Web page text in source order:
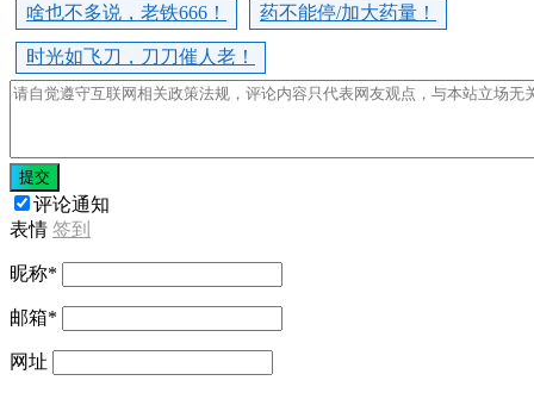
啥也不多说，老铁666！ 药不能停/加大药量！
时光如飞刀，刀刀催人老！
提交
评论通知
表情 签到
昵称*
邮箱*
网址